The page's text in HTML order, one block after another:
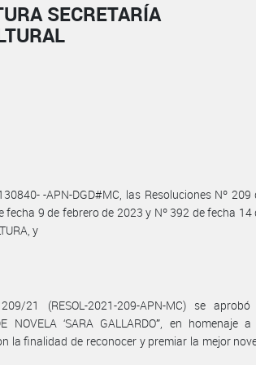
SECRETARÍA
-APN-DGD#MC, las Resoluciones Nº 209
9 de febrero de 2023 y Nº 392 de fecha 14
y
21 (RESOL-2021-209-APN-MC) se aprobó
NOVELA ‘SARA GALLARDO’”, en homenaje
la finalidad de reconocer y premiar la mejor